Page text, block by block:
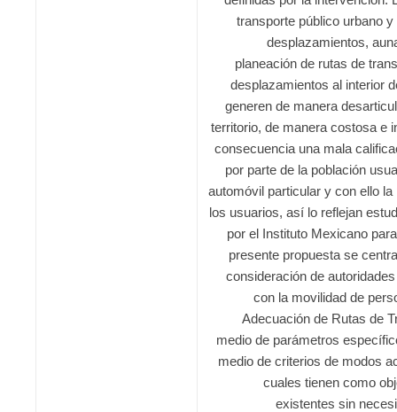
transporte público urbano
desplazamientos,
planeación de rutas de
desplazamientos al interior
generen de manera
territorio, de manera costosa e
consecuencia una mala
por parte de la población
automóvil particular y con ello
los usuarios, así lo reflejan
por el Instituto Mexicano
presente propuesta se
consideración de
con la movilidad de
Adecuación de Rutas de
medio de parámetros
medio de criterios de modos
cuales tienen como
existentes sin